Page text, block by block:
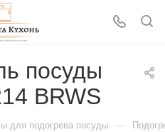
посуды
BRWS
для подогрева посуды —